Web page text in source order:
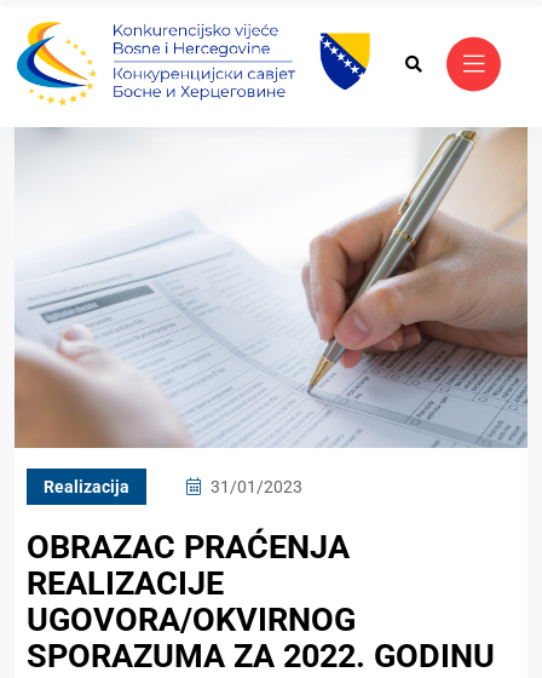
Realizacija 31/01/2023
OBRAZAC PRAĆENJA
REALIZACIJE
UGOVORA/OKVIRNOG
SPORAZUMA ZA 2022. GODINU